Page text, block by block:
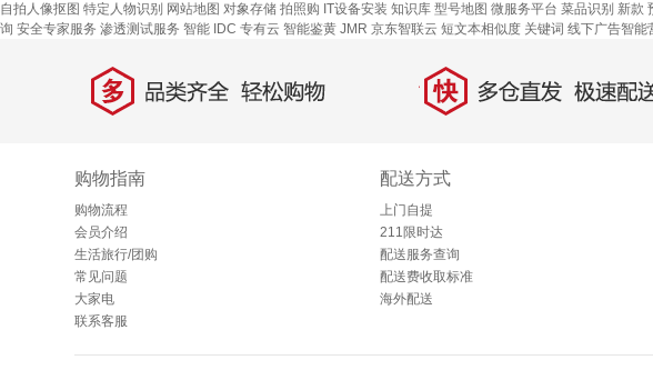
自拍人像抠图 特定人物识别 网站地图 对象存储 拍照购 IT设备安装 知识库 型号地图 微服务平台 菜品识别 新款
询 安全专家服务 渗透测试服务 智能 IDC 专有云 智能鉴黄 JMR 京东智联云 短文本相似度 关键词 线下广告智能
多 品类齐全，轻松购物 快 多仓直发，极速配送
购物指南
购物流程
会员介绍
生活旅行/团购
常见问题
大家电
联系客服
配送方式
上门自提
211限时达
配送服务查询
配送费收取标准
海外配送